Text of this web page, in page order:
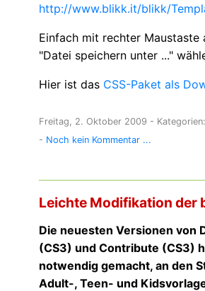
http://www.blikk.it/blikk/
Einfach mit rechter Maustaste
"Datei speichern unter ..."
Hier ist das CSS-Paket als
Freitag, 2. Oktober 2009 - Kategorien:
- Noch kein Kommentar ...
Leichte Modifikation der
Die neuesten Versionen von
(CS3) und Contribute (CS3)
notwendig gemacht, an den
Adult-, Teen- und